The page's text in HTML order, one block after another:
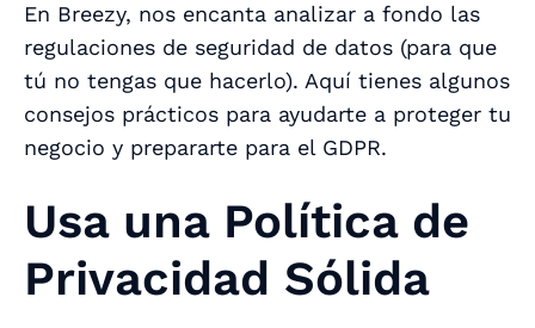
En Breezy, nos encanta analizar a fondo las
regulaciones de seguridad de datos (para que
tú no tengas que hacerlo). Aquí tienes algunos
consejos prácticos para ayudarte a proteger tu
negocio y prepararte para el GDPR.
Usa una Política de
Privacidad Sólida